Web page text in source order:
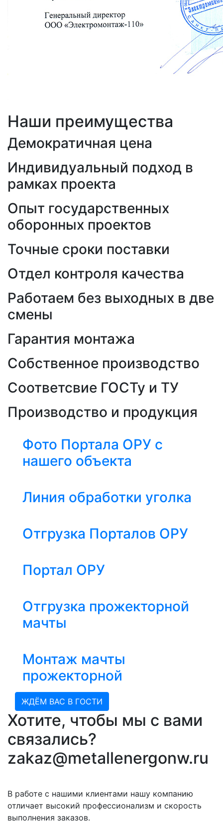
Наши преимущества
Демократичная цена
Индивидуальный подход в
рамках проекта
Опыт государственных
оборонных проектов
Точные сроки поставки
Отдел контроля качества
Работаем без выходных в две
смены
Гарантия монтажа
Собственное производство
Соответсвие ГОСТу и ТУ
Производство и продукция
Фото Портала ОРУ с
нашего объекта
Линия обработки уголка
Отгрузка Порталов ОРУ
Портал ОРУ
Отгрузка прожекторной
мачты
Монтаж мачты
прожекторной
ЖДЁМ ВАС В ГОСТИ
Хотите, чтобы мы с вами
связались?
zakaz@metallenergonw.ru
В работе с нашими клиентами нашу компанию
отличает высокий профессионализм и скорость
выполнения заказов.